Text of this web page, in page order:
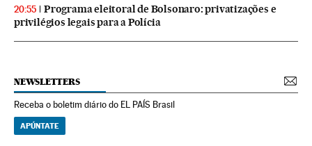
20:55
Programa eleitoral de Bolsonaro: privatizações e
privilégios legais para a Polícia
NEWSLETTERS
Receba o boletim diário do EL PAÍS Brasil
APÚNTATE